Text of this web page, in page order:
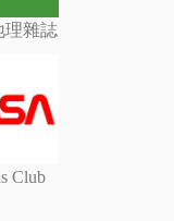
理雜誌
Club